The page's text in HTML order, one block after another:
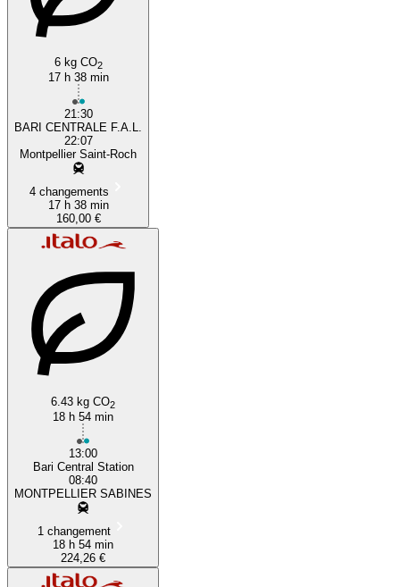
6 kg CO2
17 h 38 min
21:30
BARI CENTRALE F.A.L.
22:07
Montpellier Saint-Roch
4 changements
17 h 38 min
160,00 €
6.43 kg CO2
18 h 54 min
13:00
Bari Central Station
08:40
MONTPELLIER SABINES
1 changement
18 h 54 min
224,26 €